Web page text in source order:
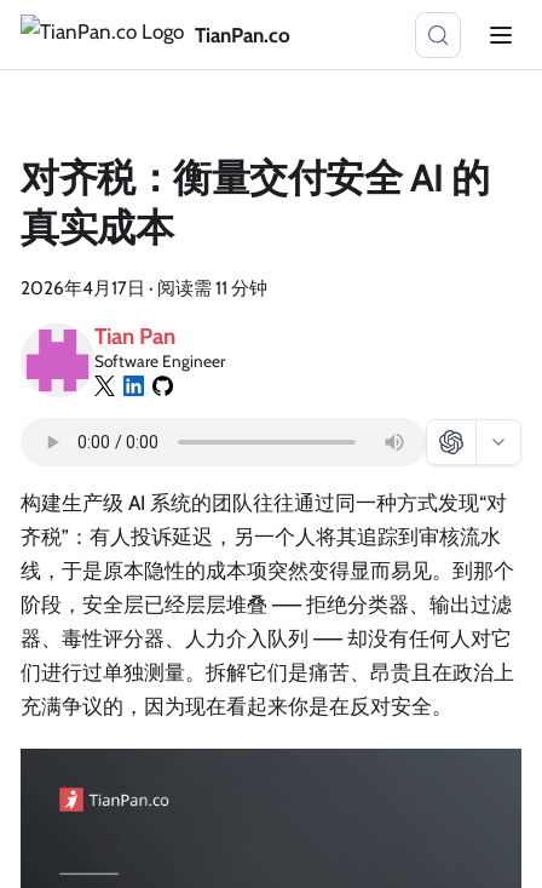
TianPan.co
对齐税：衡量交付安全 AI 的
真实成本
2026年4月17日 · 阅读需 11 分钟
Tian Pan
Software Engineer
构建生产级 AI 系统的团队往往通过同一种方式发现“对
齐税”：有人投诉延迟，另一个人将其追踪到审核流水
线，于是原本隐性的成本项突然变得显而易见。到那个
阶段，安全层已经层层堆叠 —— 拒绝分类器、输出过滤
器、毒性评分器、人力介入队列 —— 却没有任何人对它
们进行过单独测量。拆解它们是痛苦、昂贵且在政治上
充满争议的，因为现在看起来你是在反对安全。